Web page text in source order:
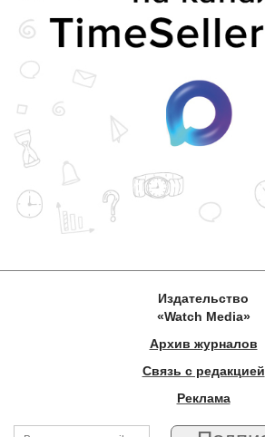
Издательство
«Watch Media»
Архив журналов
Связь с редакцией
Реклама